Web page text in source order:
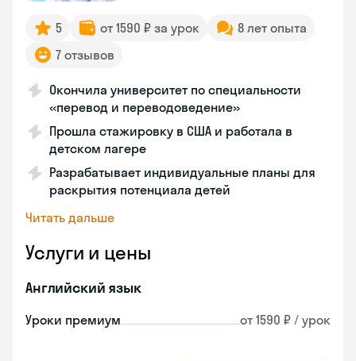
5 от 1590 ₽ за урок
8 лет опыта
7 отзывов
Окончила университет по специальности
«перевод и переводоведение»
Прошла стажировку в США и работала в
детском лагере
Разрабатывает индивидуальные планы для
раскрытия потенциала детей
Читать дальше
Услуги и цены
Английский язык
Уроки премиум от 1590 ₽ / урок